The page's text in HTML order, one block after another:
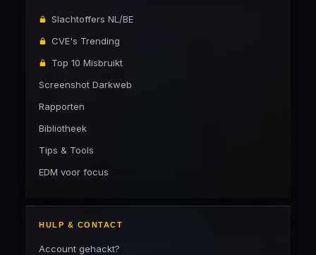
Slachtoffers NL/BE
CVE's Trending
Top 10 Misbruikt
Screenshot Darkweb
Rapporten
Bibliotheek
Tips & Tools
EDM voor focus
HULP & CONTACT
Account gehackt?